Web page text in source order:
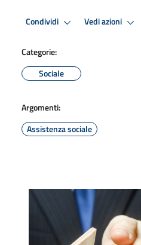
Condividi Vedi azioni
Categorie:
Sociale
Argomenti:
Assistenza sociale